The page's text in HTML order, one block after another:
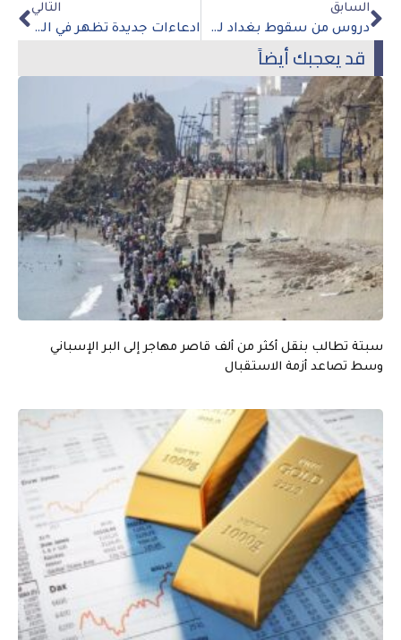
السابق
دروس من سقوط بغداد لحرب أوكرانيا
التالي
ادعاءات جديدة تظهر في الخلاف حول “التحية الفاشية” لمتسابق الكارتينغ الروسي
قد يعجبك أيضاً
سبتة تطالب بنقل أكثر من ألف قاصر مهاجر إلى البر الإسباني
وسط تصاعد أزمة الاستقبال